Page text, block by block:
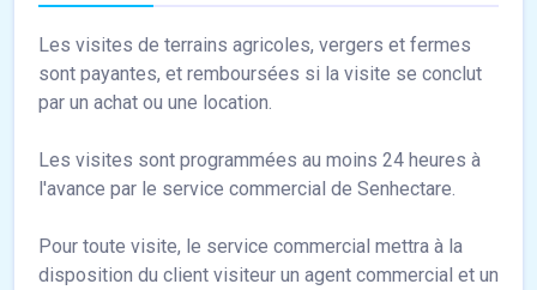
Les visites de terrains agricoles, vergers et fermes
sont payantes, et remboursées si la visite se conclut
par un achat ou une location.
Les visites sont programmées au moins 24 heures à
l'avance par le service commercial de Senhectare.
Pour toute visite, le service commercial mettra à la
disposition du client visiteur un agent commercial et un